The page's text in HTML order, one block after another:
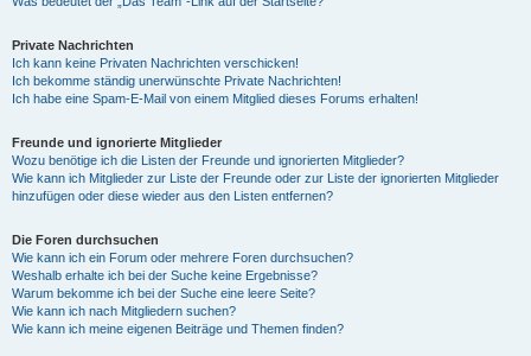
Private Nachrichten
Ich kann keine Privaten Nachrichten verschicken!
Ich bekomme ständig unerwünschte Private Nachrichten!
Ich habe eine Spam-E-Mail von einem Mitglied dieses Forums erhalten!
Freunde und ignorierte Mitglieder
Wozu benötige ich die Listen der Freunde und ignorierten Mitglieder?
Wie kann ich Mitglieder zur Liste der Freunde oder zur Liste der ignorierten Mitglieder
hinzufügen oder diese wieder aus den Listen entfernen?
Die Foren durchsuchen
Wie kann ich ein Forum oder mehrere Foren durchsuchen?
Weshalb erhalte ich bei der Suche keine Ergebnisse?
Warum bekomme ich bei der Suche eine leere Seite?
Wie kann ich nach Mitgliedern suchen?
Wie kann ich meine eigenen Beiträge und Themen finden?